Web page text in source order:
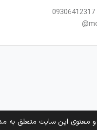
معنوی این سایت متعلق به